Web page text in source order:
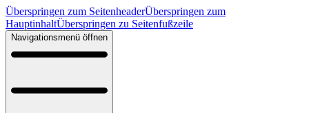
Überspringen zum SeitenheaderÜberspringen zum
HauptinhaltÜberspringen zu Seitenfußzeile
Navigationsmenü öffnen